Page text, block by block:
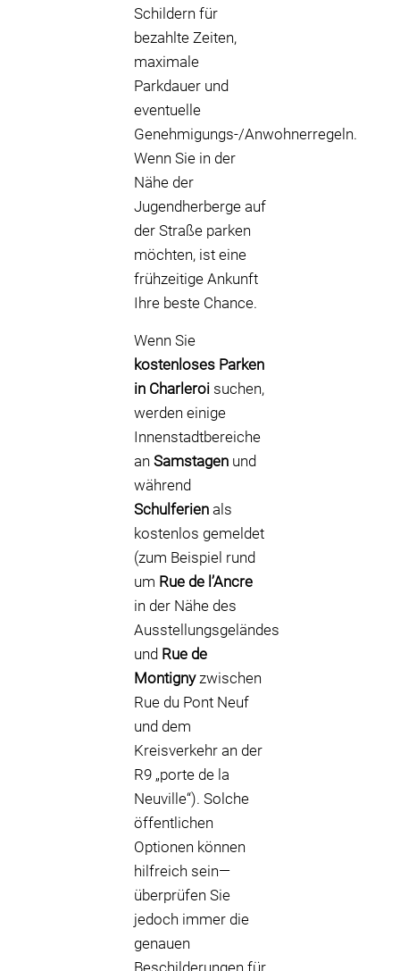
Schildern für
bezahlte Zeiten,
maximale
Parkdauer und
eventuelle
Genehmigungs-/Anwohnerregeln.
Wenn Sie in der
Nähe der
Jugendherberge auf
der Straße parken
möchten, ist eine
frühzeitige Ankunft
Ihre beste Chance.
Wenn Sie
kostenloses Parken
in Charleroi suchen,
werden einige
Innenstadtbereiche
an Samstagen und
während
Schulferien als
kostenlos gemeldet
(zum Beispiel rund
um Rue de l’Ancre
in der Nähe des
Ausstellungsgeländes
und Rue de
Montignyzwischen
Rue du Pont Neuf
und dem
Kreisverkehr an der
R9 „porte de la
Neuville“). Solche
öffentlichen
Optionen können
hilfreich sein—
überprüfen Sie
jedoch immer die
genauen